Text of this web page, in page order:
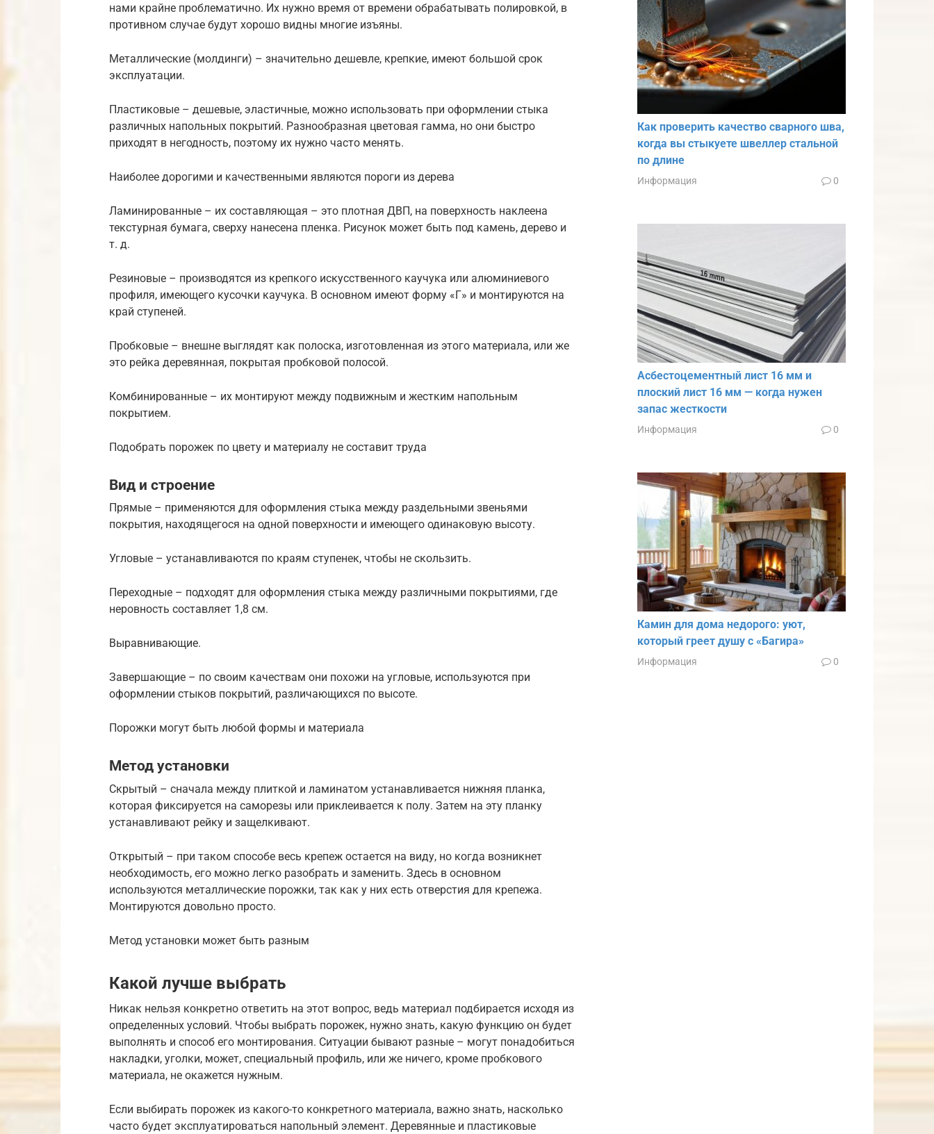
нами крайне проблематично. Их нужно время от времени обрабатывать полировкой, в
противном случае будут хорошо видны многие изъяны.
Металлические (молдинги) – значительно дешевле, крепкие, имеют большой срок
эксплуатации.
Пластиковые – дешевые, эластичные, можно использовать при оформлении стыка
различных напольных покрытий. Разнообразная цветовая гамма, но они быстро
приходят в негодность, поэтому их нужно часто менять.
Наиболее дорогими и качественными являются пороги из дерева
Ламинированные – их составляющая – это плотная ДВП, на поверхность наклеена
текстурная бумага, сверху нанесена пленка. Рисунок может быть под камень, дерево и
т. д.
Резиновые – производятся из крепкого искусственного каучука или алюминиевого
профиля, имеющего кусочки каучука. В основном имеют форму «Г» и монтируются на
край ступеней.
Пробковые – внешне выглядят как полоска, изготовленная из этого материала, или же
это рейка деревянная, покрытая пробковой полосой.
Комбинированные – их монтируют между подвижным и жестким напольным
покрытием.
Подобрать порожек по цвету и материалу не составит труда
Вид и строение
Прямые – применяются для оформления стыка между раздельными звеньями
покрытия, находящегося на одной поверхности и имеющего одинаковую высоту.
Угловые – устанавливаются по краям ступенек, чтобы не скользить.
Переходные – подходят для оформления стыка между различными покрытиями, где
неровность составляет 1,8 см.
Выравнивающие.
Завершающие – по своим качествам они похожи на угловые, используются при
оформлении стыков покрытий, различающихся по высоте.
Порожки могут быть любой формы и материала
Метод установки
Скрытый – сначала между плиткой и ламинатом устанавливается нижняя планка,
которая фиксируется на саморезы или приклеивается к полу. Затем на эту планку
устанавливают рейку и защелкивают.
Открытый – при таком способе весь крепеж остается на виду, но когда возникнет
необходимость, его можно легко разобрать и заменить. Здесь в основном
используются металлические порожки, так как у них есть отверстия для крепежа.
Монтируются довольно просто.
Метод установки может быть разным
Какой лучше выбрать
Никак нельзя конкретно ответить на этот вопрос, ведь материал подбирается исходя из
определенных условий. Чтобы выбрать порожек, нужно знать, какую функцию он будет
выполнять и способ его монтирования. Ситуации бывают разные – могут понадобиться
накладки, уголки, может, специальный профиль, или же ничего, кроме пробкового
материала, не окажется нужным.
Если выбирать порожек из какого-то конкретного материала, важно знать, насколько
часто будет эксплуатироваться напольный элемент. Деревянные и пластиковые
Как проверить качество сварного шва,
когда вы стыкуете швеллер стальной
по длине
Информация 0
Асбестоцементный лист 16 мм и
плоский лист 16 мм — когда нужен
запас жесткости
Информация 0
Камин для дома недорого: уют,
который греет душу с «Багира»
Информация 0